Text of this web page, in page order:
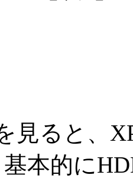
ると、
基本的に